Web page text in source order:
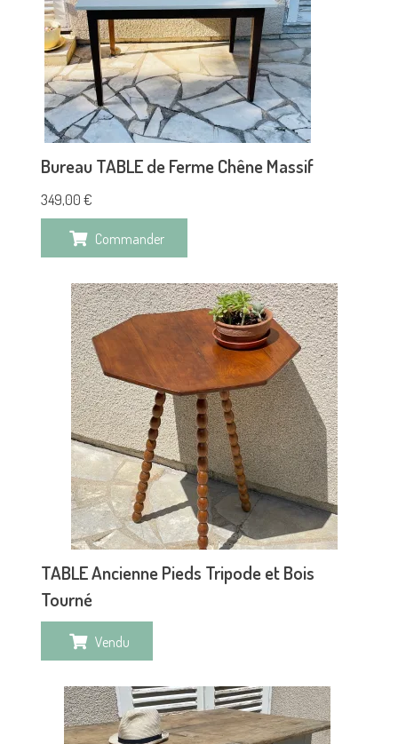
Bureau TABLE de Ferme Chêne Massif
349,00 €
Commander
TABLE Ancienne Pieds Tripode et Bois
Tourné
Vendu